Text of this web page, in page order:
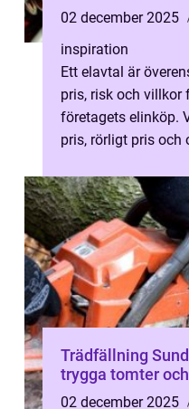
02 december 2025
inspiration
Ett elavtal är
pris, risk och villkor
företagets elinköp.
pris, rörligt pris och
Trädfällning
trygga tomter
02 december 2025